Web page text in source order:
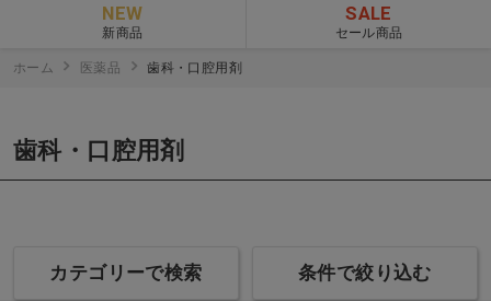
NEW
新商品
SALE
セール商品
ホーム 医薬品 歯科・口腔用剤
歯科・口腔用剤
カテゴリーで検索 条件で絞り込む